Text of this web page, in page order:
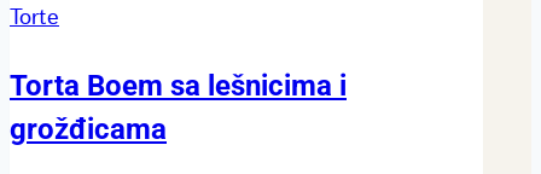
Torte
Torta Boem sa lešnicima i
grožđicama